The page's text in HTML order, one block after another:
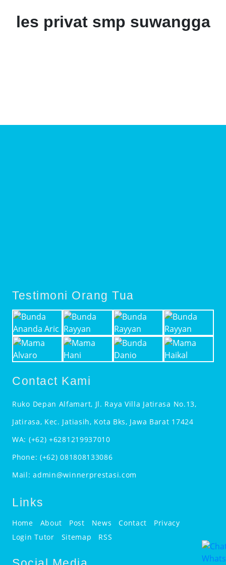
les privat smp suwangga
Testimoni Orang Tua
Contact Kami
Ruko Depan Alfamart, Jl. Raya Villa Jatirasa No.13,
Jatirasa, Kec. Jatiasih, Kota Bks, Jawa Barat 17424
WA: (+62) +6281219937010
Phone: (+62) 081808133086
Mail:admin@winnerprestasi.com
Links
Home About Post News Contact
Privacy
Login Tutor
Sitemap RSS